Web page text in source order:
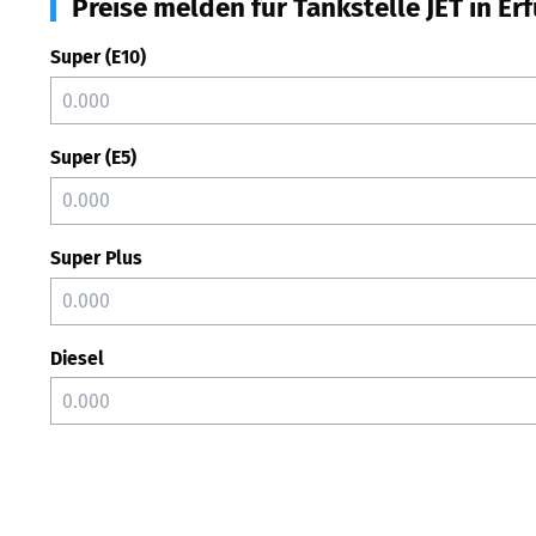
Preise melden für Tankstelle JET in
Super (E10)
Super (E5)
Super Plus
Diesel